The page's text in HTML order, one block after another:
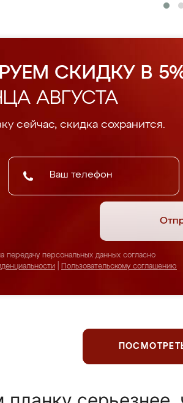
СКИДКУ В
АВГУСТА
сейчас, скидка сохранится.
передачу персональных данных согласно
Пользовательскому соглашению